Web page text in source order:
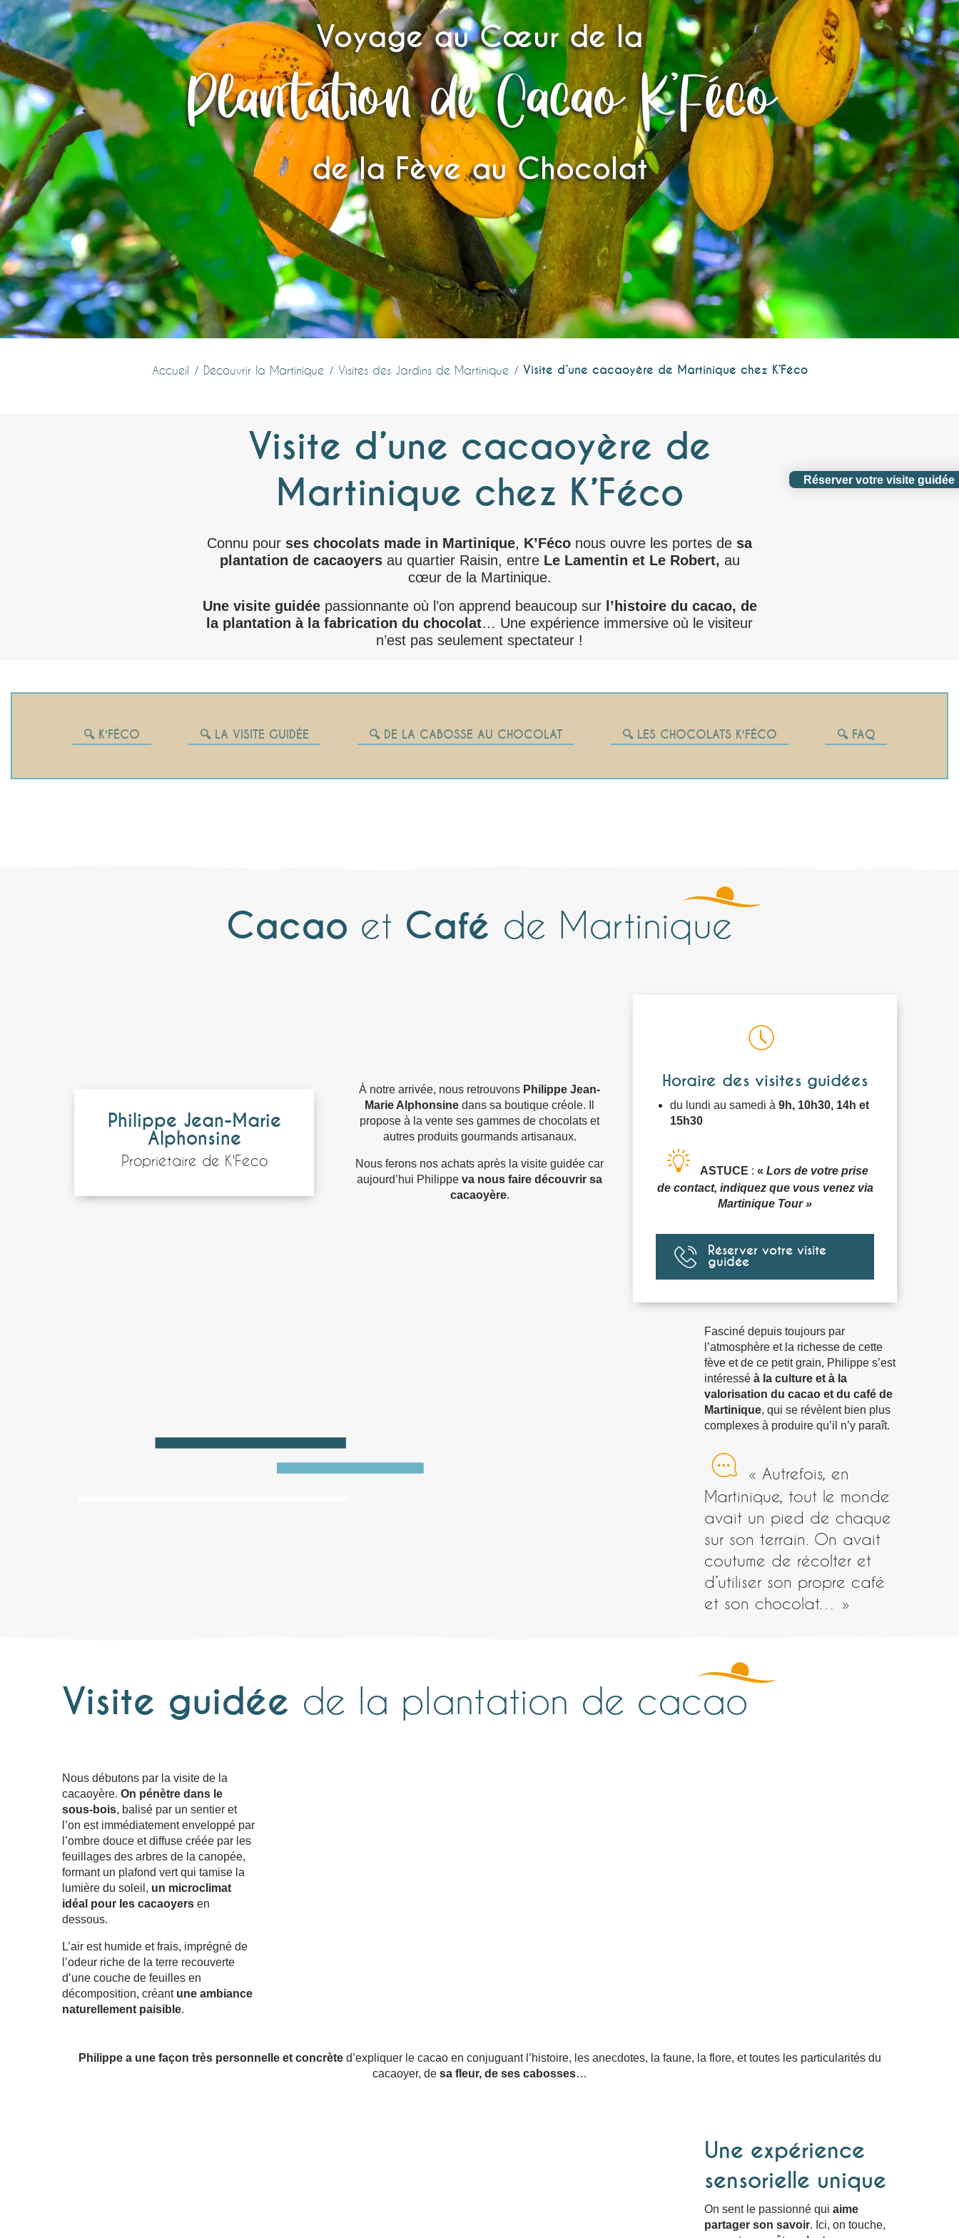
Voyage au Cœur de la
Plantation de Cacao K'Féco
de la Fève au Chocolat
Accueil Découvrir la Martinique Visites des Jardins de Martinique Visite d’une cacaoyère de Martinique chez K’Féco
Visite d’une cacaoyère de
Martinique chez K’Féco
Connu pour ses chocolats made in Martinique, K’Féco nous ouvre les portes de sa
plantation de cacaoyersau quartier Raisin, entre Le Lamentin et Le Robert, au
cœur de la Martinique.
Une visite guidéepassionnante où l’on apprend beaucoup sur l’histoire du cacao, de
la plantation à la fabrication du chocolat… Une expérience immersive où le visiteur
n’est pas seulement spectateur !
🔍 K'FÉCO 🔍 LA VISITE GUIDÉE 🔍 DE LA CABOSSE AU CHOCOLAT 🔍 LES CHOCOLATS K'FÉCO 🔍 FAQ
Réserver votre visite guidée
Cacao et Café de Martinique
Philippe Jean-Marie
Alphonsine
Propriétaire de K'Féco
À notre arrivée, nous retrouvons Philippe Jean-
Marie Alphonsine dans sa boutique créole. Il
propose à la vente ses gammes de chocolats et
autres produits gourmands artisanaux.
Nous ferons nos achats après la visite guidée car
aujourd’hui Philippe va nous faire découvrir sa
cacaoyère.
Horaire des visites guidées
du lundi au samedi à 9h, 10h30, 14h et
15h30
ASTUCE : « Lors de votre prise
de contact, indiquez que vous venez via
Martinique Tour »
Réserver votre visite
guidée
Fasciné depuis toujours par
l’atmosphère et la richesse de cette
fève et de ce petit grain, Philippe s’est
intéressé à la culture et à la
valorisation du cacao et du café de
Martinique, qui se révèlent bien plus
complexes à produire qu’il n’y paraît.
« Autrefois, en
Martinique, tout le monde
avait un pied de chaque
sur son terrain. On avait
coutume de récolter et
d’utiliser son propre café
et son chocolat… »
Visite guidée de la plantation de cacao
Nous débutons par la visite de la
cacaoyère. On pénètre dans le
sous-bois, balisé par un sentier et
l’on est immédiatement enveloppé par
l’ombre douce et diffuse créée par les
feuillages des arbres de la canopée,
formant un plafond vert qui tamise la
lumière du soleil, un microclimat
idéal pour les cacaoyers en
dessous.
L’air est humide et frais, imprégné de
l’odeur riche de la terre recouverte
d’une couche de feuilles en
décomposition, créant une ambiance
naturellement paisible.
Philippe a une façon très personnelle et concrèted’expliquer le cacao en conjuguant l’histoire, les anecdotes, la faune, la flore, et toutes les particularités du
cacaoyer, de sa fleur, de ses cabosses…
Une expérience
sensorielle unique
On sent le passionné qui aime
partager son savoir. Ici, on touche,